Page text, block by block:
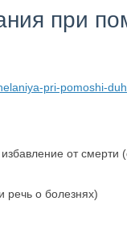
при
pri-pomoshi-
от
речь о болезнях)